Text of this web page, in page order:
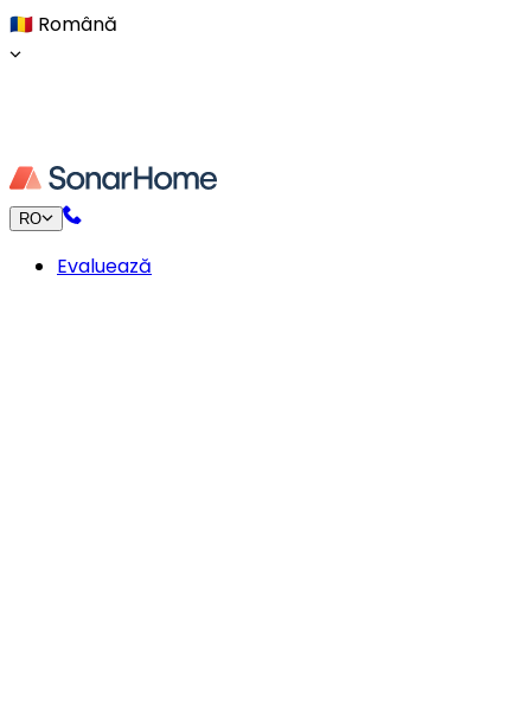
🇷🇴 Română
RO
Evaluează